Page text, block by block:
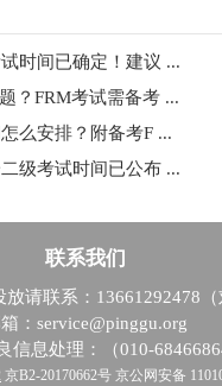
时间已确定！建议 ...
？FRM考试需备考 ...
么安排？附备考F ...
级考试时间已公布 ...
联系我们
请联系：13661292478（
：service@pinggu.org
信息处理：（010-
京B2-20170662号 京公网安备